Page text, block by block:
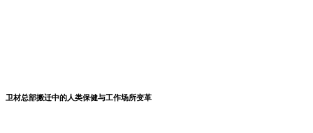
卫材总部搬迁中的人类保健与工作场所变革